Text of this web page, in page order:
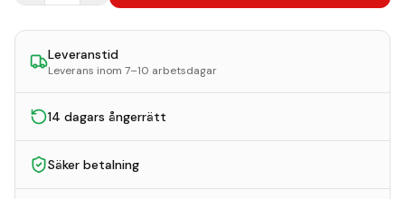
Leveranstid
Leverans inom 7–10 arbetsdagar
14 dagars ångerrätt
Säker betalning